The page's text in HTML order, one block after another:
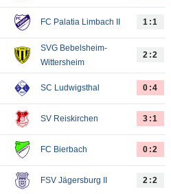
FC Palatia Limbach II 1:1
SVG Bebelsheim-
Wittersheim
2:2
SC Ludwigsthal 0:4
SV Reiskirchen 3:1
FC Bierbach 0:2
FSV Jägersburg II 2:2